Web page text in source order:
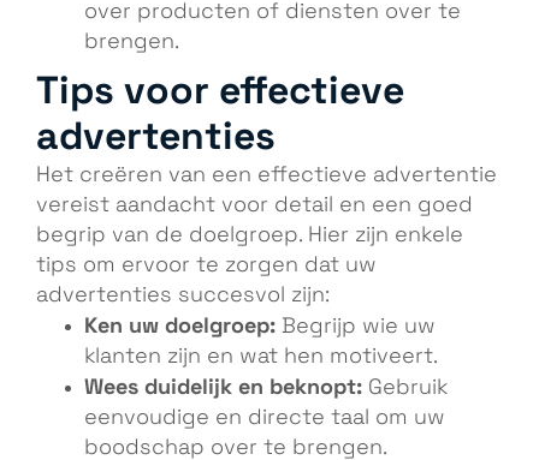
over producten of diensten over te
brengen.
Tips voor effectieve
advertenties
Het creëren van een effectieve advertentie
vereist aandacht voor detail en een goed
begrip van de doelgroep. Hier zijn enkele
tips om ervoor te zorgen dat uw
advertenties succesvol zijn:
Ken uw doelgroep: Begrijp wie uw
klanten zijn en wat hen motiveert.
Wees duidelijk en beknopt: Gebruik
eenvoudige en directe taal om uw
boodschap over te brengen.